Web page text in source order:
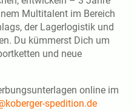
Multitalent im Bereich
der Lagerlogistik und
Du kümmerst Dich um
und neue
online im
spedition.de